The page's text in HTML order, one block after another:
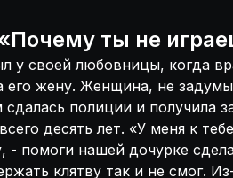
Из-за скандала с матерью
маленькая Мицуко,
можно поставить крест.
на свободу, но фильм с
Муто в отчаянии, но
инди-режиссер Хирата. Он
в главной роли и для
Почему ты не
у своей любовницы, когда
его жену. Женщина, не
полиции и получила
десять лет. «У меня к
- помоги нашей дочурке
клятву так и не смог.